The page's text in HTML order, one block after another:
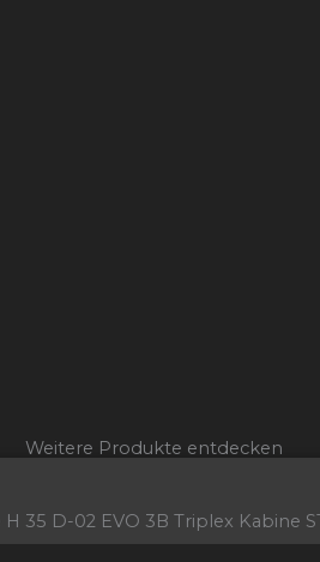
Weitere Produkte entdecken
H 35 D-02 EVO 3B Triplex Kabine